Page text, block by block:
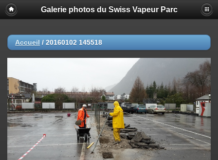
Galerie photos du Swiss Vapeur Parc
Accueil / 20160102 145518